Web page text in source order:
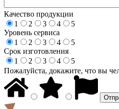
Качество продукции
1
2 3 4
5
Уровень сервиса
1
2 3 4
5
Срок изготовления
1
2 3 4
5
Пожалуйста, докажите, что вы